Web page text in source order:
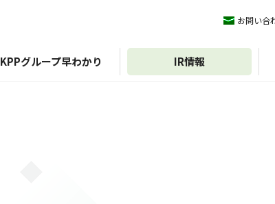
お問い合
KPPグループ早わかり IR情報